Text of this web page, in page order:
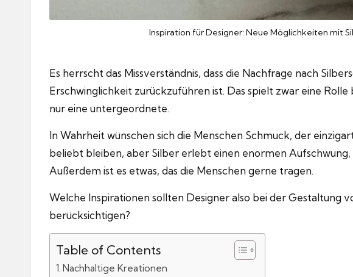
Inspiration für Designer: Neue Möglichkeiten mit
Es herrscht das Missverständnis, dass die Nachfrage nach
Erschwinglichkeit zurückzuführen ist. Das spielt zwar eine
nur eine untergeordnete.
In Wahrheit wünschen sich die Menschen Schmuck, der
beliebt bleiben, aber Silber erlebt einen enormen Aufschwung,
Außerdem ist es etwas, das die Menschen gerne tragen.
Welche Inspirationen sollten Designer also bei der Gestaltung
berücksichtigen?
Table of Contents
Nachhaltige Kreationen